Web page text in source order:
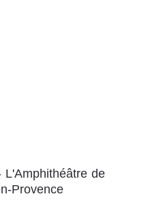
de
Provence